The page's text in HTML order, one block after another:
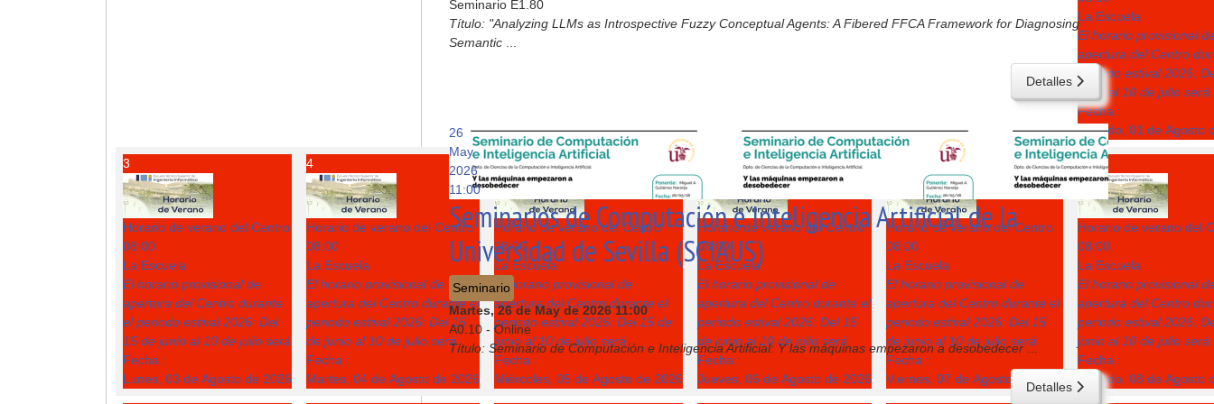
La Escuela
El horario provisional
apertura del Centro
periodo estival 2026:
junio al 10 de julio será
Fecha :
Sábado, 01 de Agosto
3
Horario de verano del Centro
08:00
La Escuela
El horario provisional de
apertura del Centro durante
el periodo estival 2026: Del
15 de junio al 10 de julio será
Fecha :
Lunes, 03 de Agosto de 2026
4
Horario de verano del Centro
08:00
La Escuela
El horario provisional de
apertura del Centro durante el
periodo estival 2026: Del 15
de junio al 10 de julio será
Fecha :
Martes, 04 de Agosto de 2026
5
Horario de verano del Centro
08:00
La Escuela
El horario provisional de
apertura del Centro durante el
periodo estival 2026: Del 15 de
junio al 10 de julio será
Fecha :
Miércoles, 05 de Agosto de 2026
Horario de verano del Centro
08:00
La Escuela
El horario provisional de
apertura del Centro durante el
periodo estival 2026: Del 15
de junio al 10 de julio será
Fecha :
Jueves, 06 de Agosto de 2026
Horario de verano del Centro
08:00
La Escuela
El horario provisional de
apertura del Centro durante el
periodo estival 2026: Del 15
de junio al 10 de julio será
Fecha :
Viernes, 07 de Agosto de 2026
8
Horario de verano del
08:00
La Escuela
El horario provisional
apertura del Centro
periodo estival 2026:
junio al 10 de julio será
Fecha :
Sábado, 08 de Agosto
Seminario E1.80
Título: "Analyzing LLMs as Introspective Fuzzy Conceptual Agents: A Fibered FFCA Framework for Diagnosing
Semantic
Detalles
26
May
2026
11:00
Seminarios de Computación e Inteligencia Artificial de la
Universidad de Sevilla (SCIAUS)
Seminario
Martes, 26 de May de 2026 11:00
A0.10 - Online
Título: Seminario de Computación e Inteligencia Artificial: Y las máquinas empezaron a desobedecer...
Detalles